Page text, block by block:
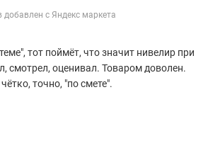
добавлен с Яндекс маркета
тот поймёт, что значит нивелир при
смотрел, оценивал. Товаром доволен.
точно, "по смете".